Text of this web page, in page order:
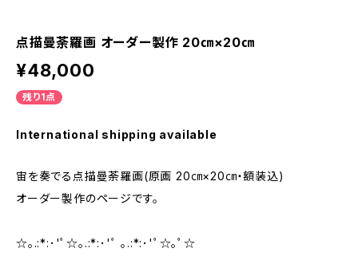
点描曼荼羅画 オーダー製作 20㎝×20㎝
¥48,000
残り1点
International shipping available
宙を奏でる点描曼荼羅画(原画 20㎝×20㎝・額装込)
オーダー製作のページです。
☆｡.:*:･'ﾟ☆｡.:*:･'ﾟ ｡.:*:･'ﾟ☆｡ﾟ☆